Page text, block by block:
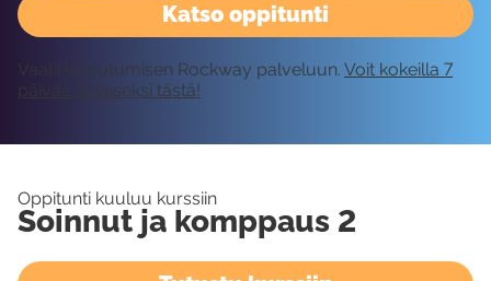
Katso oppitunti
Vaatii kirjautumisen Rockway palveluun. Voit kokeilla 7
päivää ilmaiseksi tästä!
Oppitunti kuuluu kurssiin
Soinnut ja komppaus 2